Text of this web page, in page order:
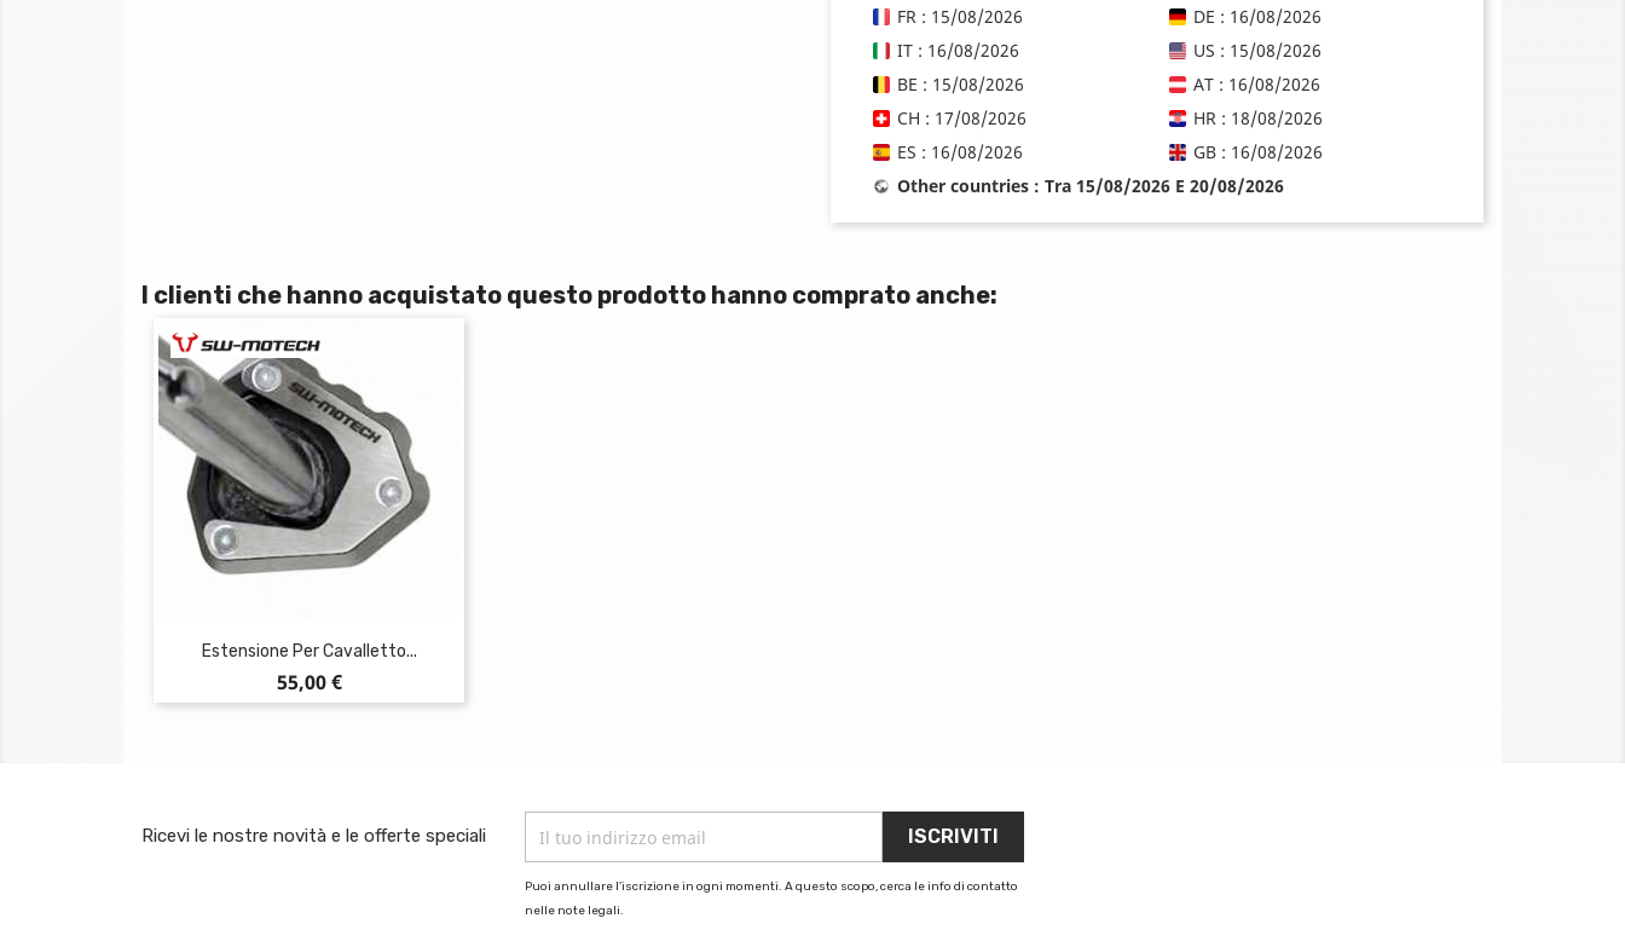
FR : 15/08/2026
DE : 16/08/2026
IT : 16/08/2026
US : 15/08/2026
BE : 15/08/2026
AT : 16/08/2026
CH : 17/08/2026
HR : 18/08/2026
ES : 16/08/2026
GB : 16/08/2026
Other countries : Tra 15/08/2026 E 20/08/2026
I clienti che hanno acquistato questo prodotto hanno comprato anche:
Estensione Per Cavalletto...
Prezzo
55,00 €
Ricevi le nostre novità e le offerte speciali
Puoi annullare l'iscrizione in ogni momenti. A questo scopo, cerca le info di contatto
nelle note legali.